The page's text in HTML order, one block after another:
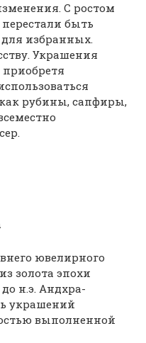
С ростом
быть
избранных.
Украшения
рубины, сапфиры,
ювелирного
золота эпохи
н.э. Андхра-
украшений
выполненной